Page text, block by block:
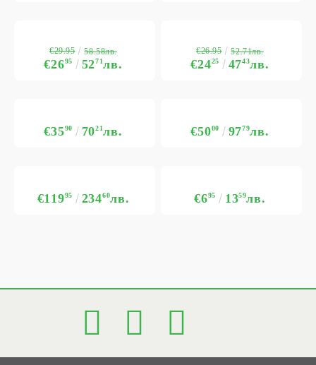
€2695 5271лв.
€29.95 58.58лв.
€2425 4743лв.
€26.95 52.71лв.
€3590 7021лв. €5000 9779лв.
€11995 23460лв. €695 1359лв.